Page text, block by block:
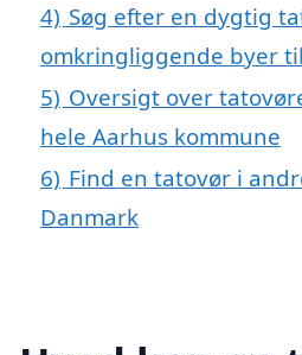
4) Søg efter en dygtig
omkringliggende byer
5) Oversigt over
hele Aarhus kommune
6) Find en tatovør i
Danmark